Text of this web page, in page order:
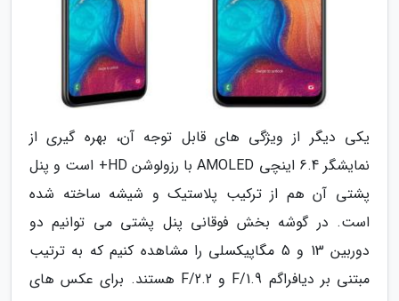
یکی دیگر از ویژگی های قابل توجه آن، بهره گیری از
نمایشگر 6.4 اینچی AMOLED با رزولوشن HD+ است و پنل
پشتی آن هم از ترکیب پلاستیک و شیشه ساخته شده
است. در گوشه بخش فوقانی پنل پشتی می توانیم دو
دوربین 13 و 5 مگاپیکسلی را مشاهده کنیم که به ترتیب
مبتنی بر دیافراگم F/1.9 و F/2.2 هستند. برای عکس های